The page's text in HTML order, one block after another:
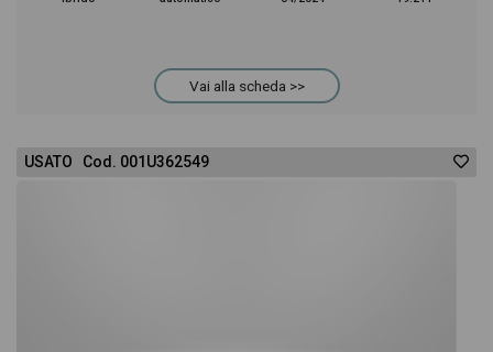
Vai alla scheda >>
USATO Cod. 001U362549